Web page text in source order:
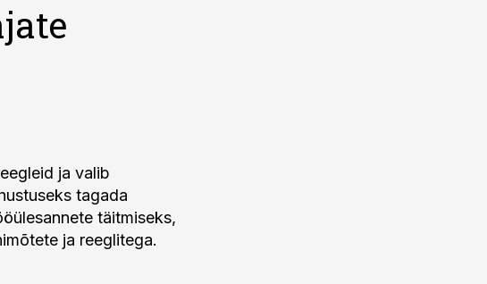
ja valib
tagada
täitmiseks,
ja reeglitega.